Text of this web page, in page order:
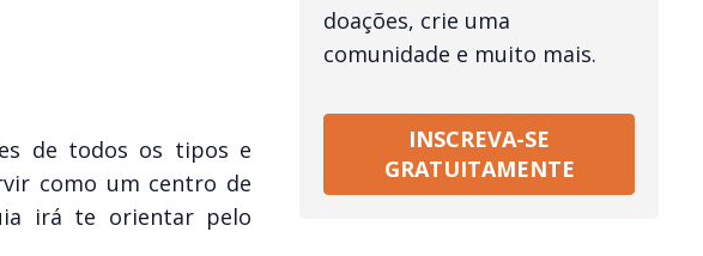
de todos os tipos e
como um centro de
irá te orientar pelo
doações, crie uma
comunidade e muito mais.
INSCREVA-SE
GRATUITAMENTE